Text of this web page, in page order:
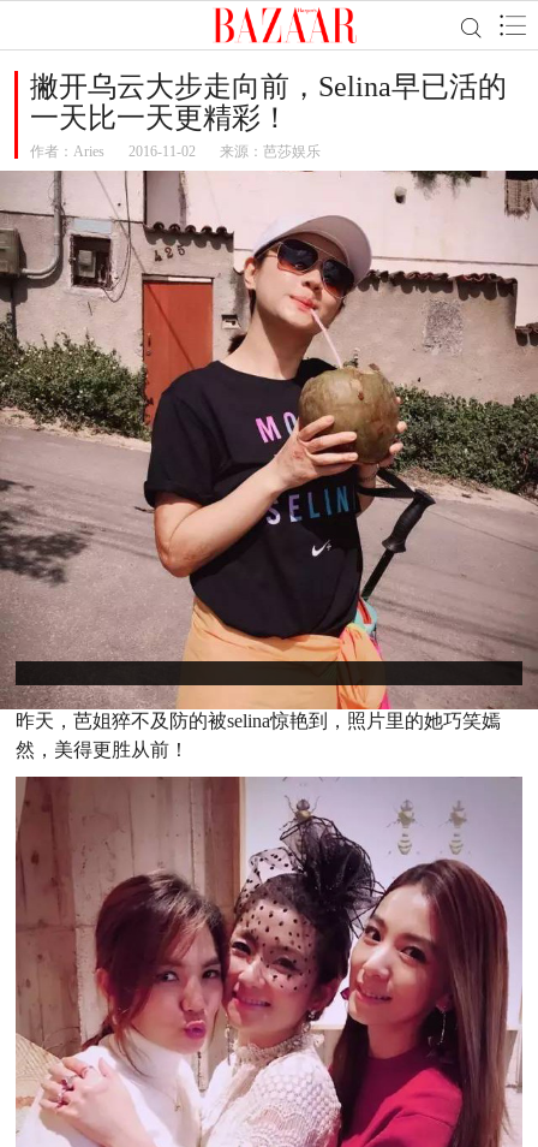
撇开乌云大步走向前，Selina早已活的
一天比一天更精彩！
作者： Aries 2016-11-02 来源：芭莎娱乐
昨天，芭姐猝不及防的被selina惊艳到，照片里的她巧笑嫣
然，美得更胜从前！